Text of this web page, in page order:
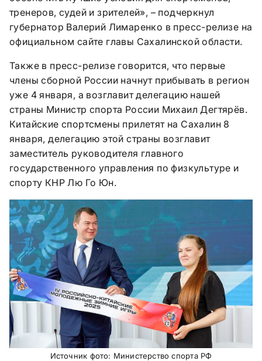
тренеров, судей и зрителей», – подчеркнул
губернатор Валерий Лимаренко в пресс-релизе на
официальном сайте главы Сахалинской области.
Также в пресс-релизе говорится, что первые
члены сборной России начнут прибывать в регион
уже 4 января, а возглавит делегацию нашей
страны Министр спорта России Михаил Дегтярёв.
Китайские спортсмены прилетят на Сахалин 8
января, делегацию этой страны возглавит
заместитель руководителя главного
государственного управления по физкультуре и
спорту КНР Лю Го Юн.
Источник фото: Министерство спорта РФ